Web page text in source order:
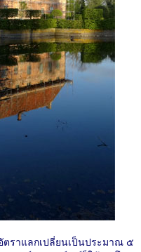
ตราแลกเปลี่ยนเป็นประมาณ ๕